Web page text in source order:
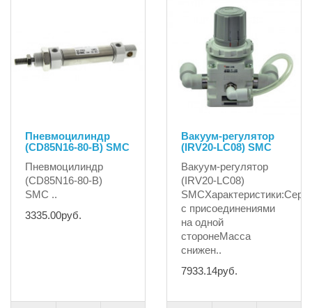
Пневмоцилиндр
(CD85N16-80-B) SMC
Пневмоцилиндр
(CD85N16-80-B)
SMC ..
3335.00руб.
Вакуум-регулятор
(IRV20-LC08) SMC
Вакуум-регулятор
(IRV20-LC08)
с присоединениями
на одной
сторонеМасса
снижен..
7933.14руб.